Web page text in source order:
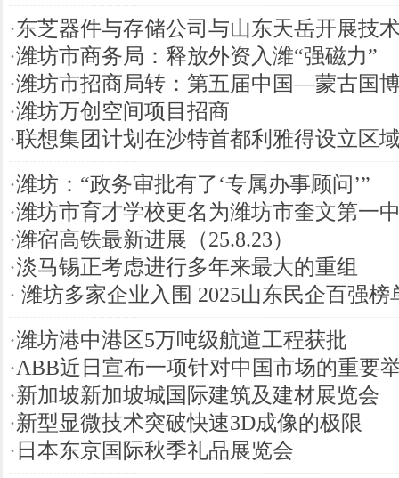
·东芝器件与存储公司与山东天岳开展技
·潍坊市商务局：释放外资入潍“强磁力”
·潍坊市招商局转：第五届中国—蒙古国
·潍坊万创空间项目招商
·联想集团计划在沙特首都利雅得设立区
·潍坊：“政务审批有了‘专属办事顾问’”
·潍坊市育才学校更名为潍坊市奎文第一
·潍宿高铁最新进展（25.8.23）
·淡马锡正考虑进行多年来最大的重组
· 潍坊多家企业入围 2025山东民企百强榜
·潍坊港中港区5万吨级航道工程获批
·ABB近日宣布一项针对中国市场的重要
·新加坡新加坡城国际建筑及建材展览会
·新型显微技术突破快速3D成像的极限
· 日本东京国际秋季礼品展览会